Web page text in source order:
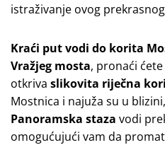
istraživanje ovog
Kraći put vodi do korita
Vražjeg mosta, pronaći
otkriva slikovita riječna
Mostnica i najuža su u
Panoramska staza vodi
omogućujući vam da